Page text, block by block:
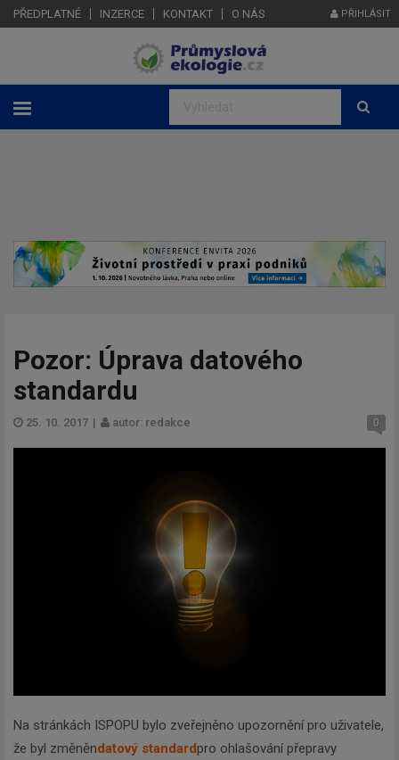
PŘEDPLATNÉ INZERCE KONTAKT O NÁS PŘIHLÁSIT
Pozor: Úprava datového
standardu
25. 10. 2017 | autor: redakce 0
Na stránkách ISPOPU bylo zveřejněno upozornění pro uživatele,
že byl změněndatový standardpro ohlašování přepravy